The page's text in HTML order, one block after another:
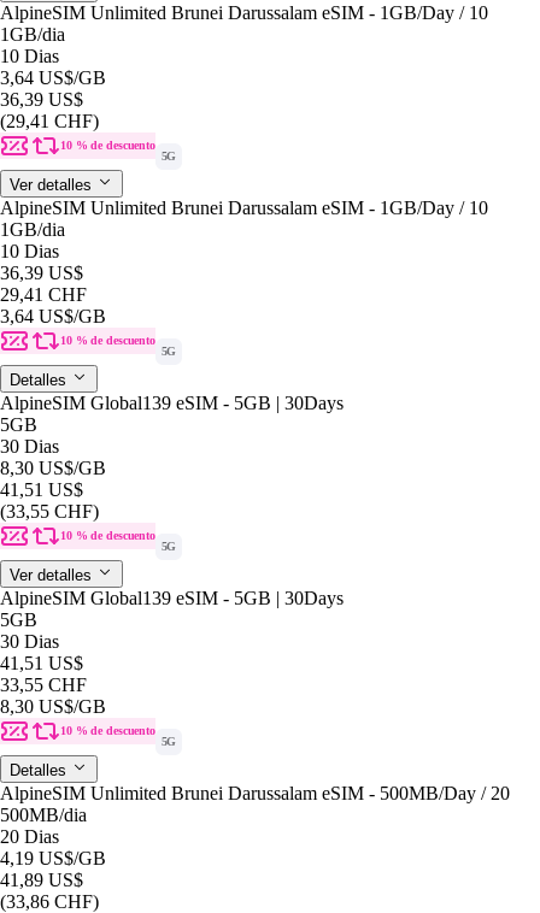
AlpineSIM Unlimited Brunei Darussalam eSIM - 1GB/Day / 10
1GB/dia
10 Dias
3,64 US$/GB
36,39 US$
(29,41 CHF)
10 % de descuento
5G
Ver detalles
AlpineSIM Unlimited Brunei Darussalam eSIM - 1GB/Day / 10
1GB/dia
10 Dias
36,39 US$
29,41 CHF
3,64 US$/GB
10 % de descuento
5G
Detalles
AlpineSIM Global139 eSIM - 5GB | 30Days
5GB
30 Dias
8,30 US$/GB
41,51 US$
(33,55 CHF)
10 % de descuento
5G
Ver detalles
AlpineSIM Global139 eSIM - 5GB | 30Days
5GB
30 Dias
41,51 US$
33,55 CHF
8,30 US$/GB
10 % de descuento
5G
Detalles
AlpineSIM Unlimited Brunei Darussalam eSIM - 500MB/Day / 20
500MB/dia
20 Dias
4,19 US$/GB
41,89 US$
(33,86 CHF)